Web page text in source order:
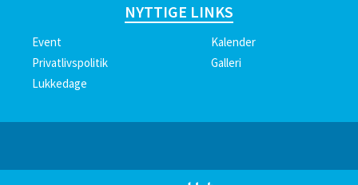
NYTTIGE LINKS
Event
Kalender
Privatlivspolitik
Galleri
Lukkedage